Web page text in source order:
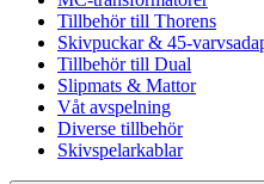
Tillbehör till Thorens
Skivpuckar & 45-
Tillbehör till Dual
Slipmats & Mattor
Våt avspelning
Diverse tillbehör
Skivspelarkablar